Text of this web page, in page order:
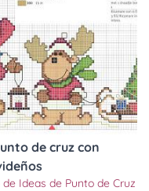
de cruz con
de Ideas de Punto de Cruz